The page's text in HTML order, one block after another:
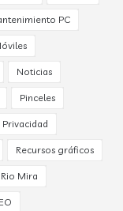
PC
Noticias
Pinceles
Privacidad
Recursos gráficos
Rio Mira